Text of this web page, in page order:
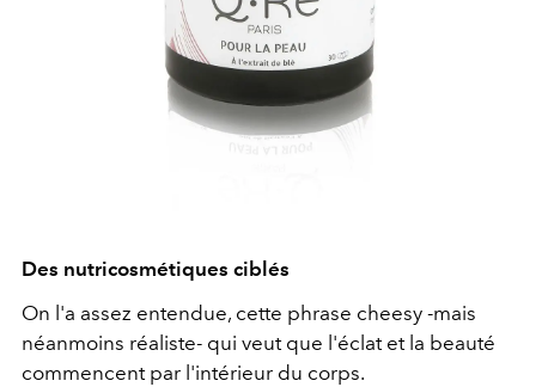
Des nutricosmétiques ciblés
On l'a assez entendue, cette phrase cheesy -mais
néanmoins réaliste- qui veut que l'éclat et la beauté
commencent par l'intérieur du corps.